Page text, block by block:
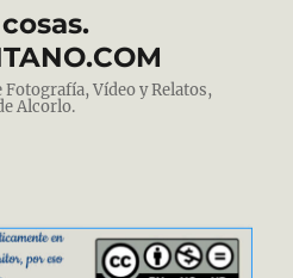
Vídeo y Relatos,
Alcorlo.